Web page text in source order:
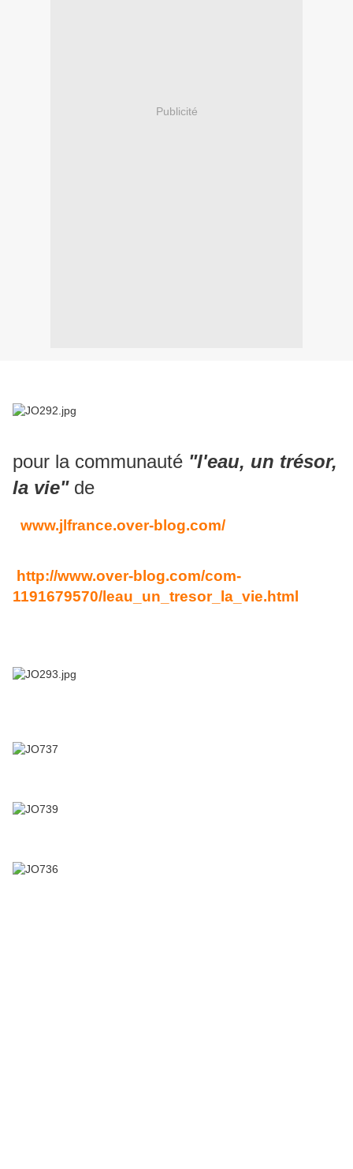
Publicité
pour la communauté "l'eau, un trésor,
la vie"de
www.jlfrance.over-blog.com/
http://www.over-blog.com/com-
1191679570/leau_un_tresor_la_vie.html